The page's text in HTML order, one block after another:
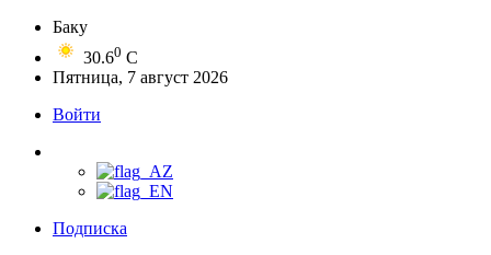
Баку
30.60 C
Пятница, 7 август 2026
Войти
Подписка